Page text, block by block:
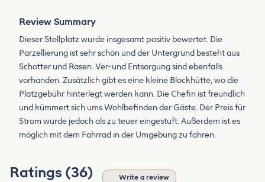
Review Summary
Dieser Stellplatz wurde insgesamt positiv bewertet. Die
Parzellierung ist sehr schön und der Untergrund besteht aus
Schotter und Rasen. Ver-und Entsorgung sind ebenfalls
vorhanden. Zusätzlich gibt es eine kleine Blockhütte, wo die
Platzgebühr hinterlegt werden kann. Die Chefin ist freundlich
und kümmert sich ums Wohlbefinden der Gäste. Der Preis für
Strom wurde jedoch als zu teuer eingestuft. Außerdem ist es
möglich mit dem Fahrrad in der Umgebung zu fahren.
Ratings (36) Write a review